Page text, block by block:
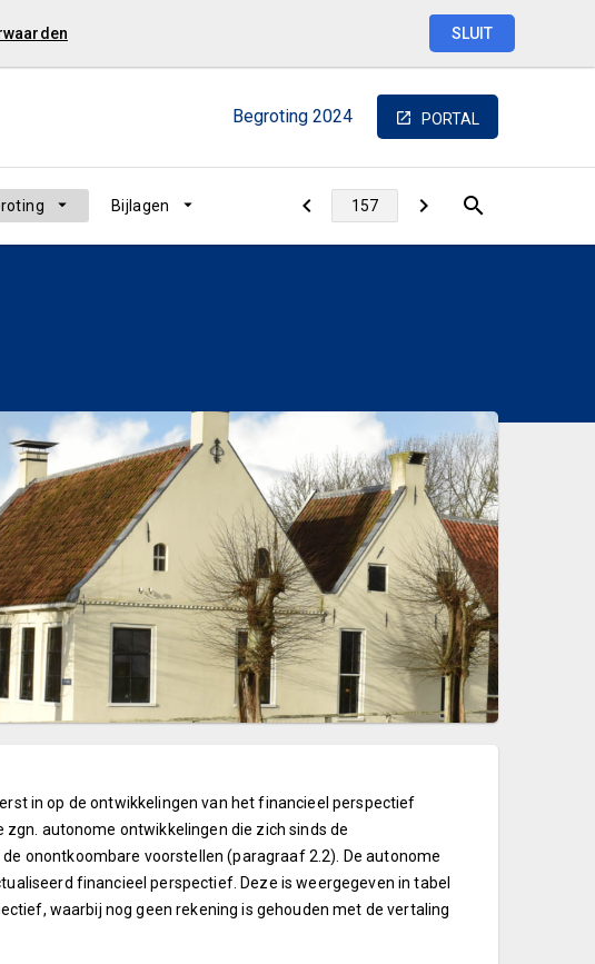
SLUIT
Begroting 2024 PORTAL
Bijlagen
in op de ontwikkelingen van het financieel perspectief
autonome ontwikkelingen die zich sinds de
onontkoombare voorstellen (paragraaf 2.2).
De autonome
financieel perspectief. Deze is weergegeven in tabel
waarbij nog geen rekening is gehouden met de vertaling